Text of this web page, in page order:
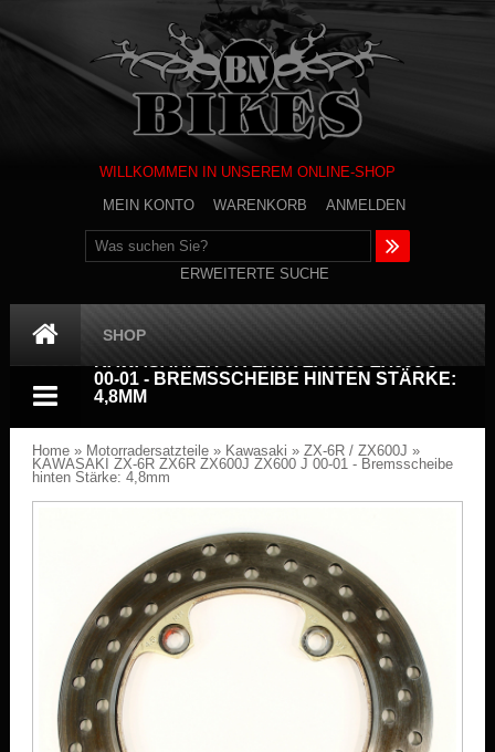
WILLKOMMEN IN UNSEREM ONLINE-SHOP
MEIN KONTO
WARENKORB ANMELDEN
ERWEITERTE SUCHE
SHOP
00-01 - BREMSSCHEIBE HINTEN STÄRKE:
4,8MM
Home » Motorradersatzteile » Kawasaki » ZX-6R / ZX600J »
KAWASAKI ZX-6R ZX6R ZX600J ZX600 J 00-01 - Bremsscheibe
hinten Stärke: 4,8mm